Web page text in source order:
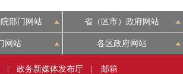
部门网站 省（区市）政府网站
网站 各区政府网站
政务新媒体发布厅 邮箱